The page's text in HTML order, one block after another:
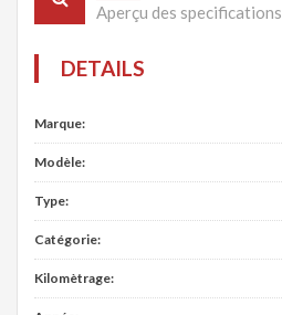
Aperçu des specifications
DETAILS
Marque:
Modèle:
Type:
Catégorie:
Kilomètrage: